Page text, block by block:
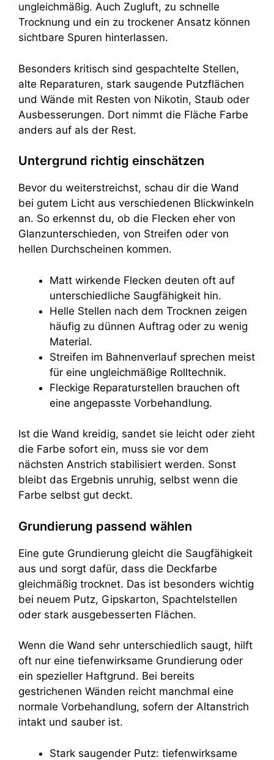
ungleichmäßig. Auch Zugluft, zu schnelle
Trocknung und ein zu trockener Ansatz können
sichtbare Spuren hinterlassen.
Besonders kritisch sind gespachtelte Stellen,
alte Reparaturen, stark saugende Putzflächen
und Wände mit Resten von Nikotin, Staub oder
Ausbesserungen. Dort nimmt die Fläche Farbe
anders auf als der Rest.
Untergrund richtig einschätzen
Bevor du weiterstreichst, schau dir die Wand
bei gutem Licht aus verschiedenen Blickwinkeln
an. So erkennst du, ob die Flecken eher von
Glanzunterschieden, von Streifen oder von
hellen Durchscheinen kommen.
Matt wirkende Flecken deuten oft auf
unterschiedliche Saugfähigkeit hin.
Helle Stellen nach dem Trocknen zeigen
häufig zu dünnen Auftrag oder zu wenig
Material.
Streifen im Bahnenverlauf sprechen meist
für eine ungleichmäßige Rolltechnik.
Fleckige Reparaturstellen brauchen oft
eine angepasste Vorbehandlung.
Ist die Wand kreidig, sandet sie leicht oder zieht
die Farbe sofort ein, muss sie vor dem
nächsten Anstrich stabilisiert werden. Sonst
bleibt das Ergebnis unruhig, selbst wenn die
Farbe selbst gut deckt.
Grundierung passend wählen
Eine gute Grundierung gleicht die Saugfähigkeit
aus und sorgt dafür, dass die Deckfarbe
gleichmäßig trocknet. Das ist besonders wichtig
bei neuem Putz, Gipskarton, Spachtelstellen
oder stark ausgebesserten Flächen.
Wenn die Wand sehr unterschiedlich saugt, hilft
oft nur eine tiefenwirksame Grundierung oder
ein spezieller Haftgrund. Bei bereits
gestrichenen Wänden reicht manchmal eine
normale Vorbehandlung, sofern der Altanstrich
intakt und sauber ist.
Stark saugender Putz: tiefenwirksame